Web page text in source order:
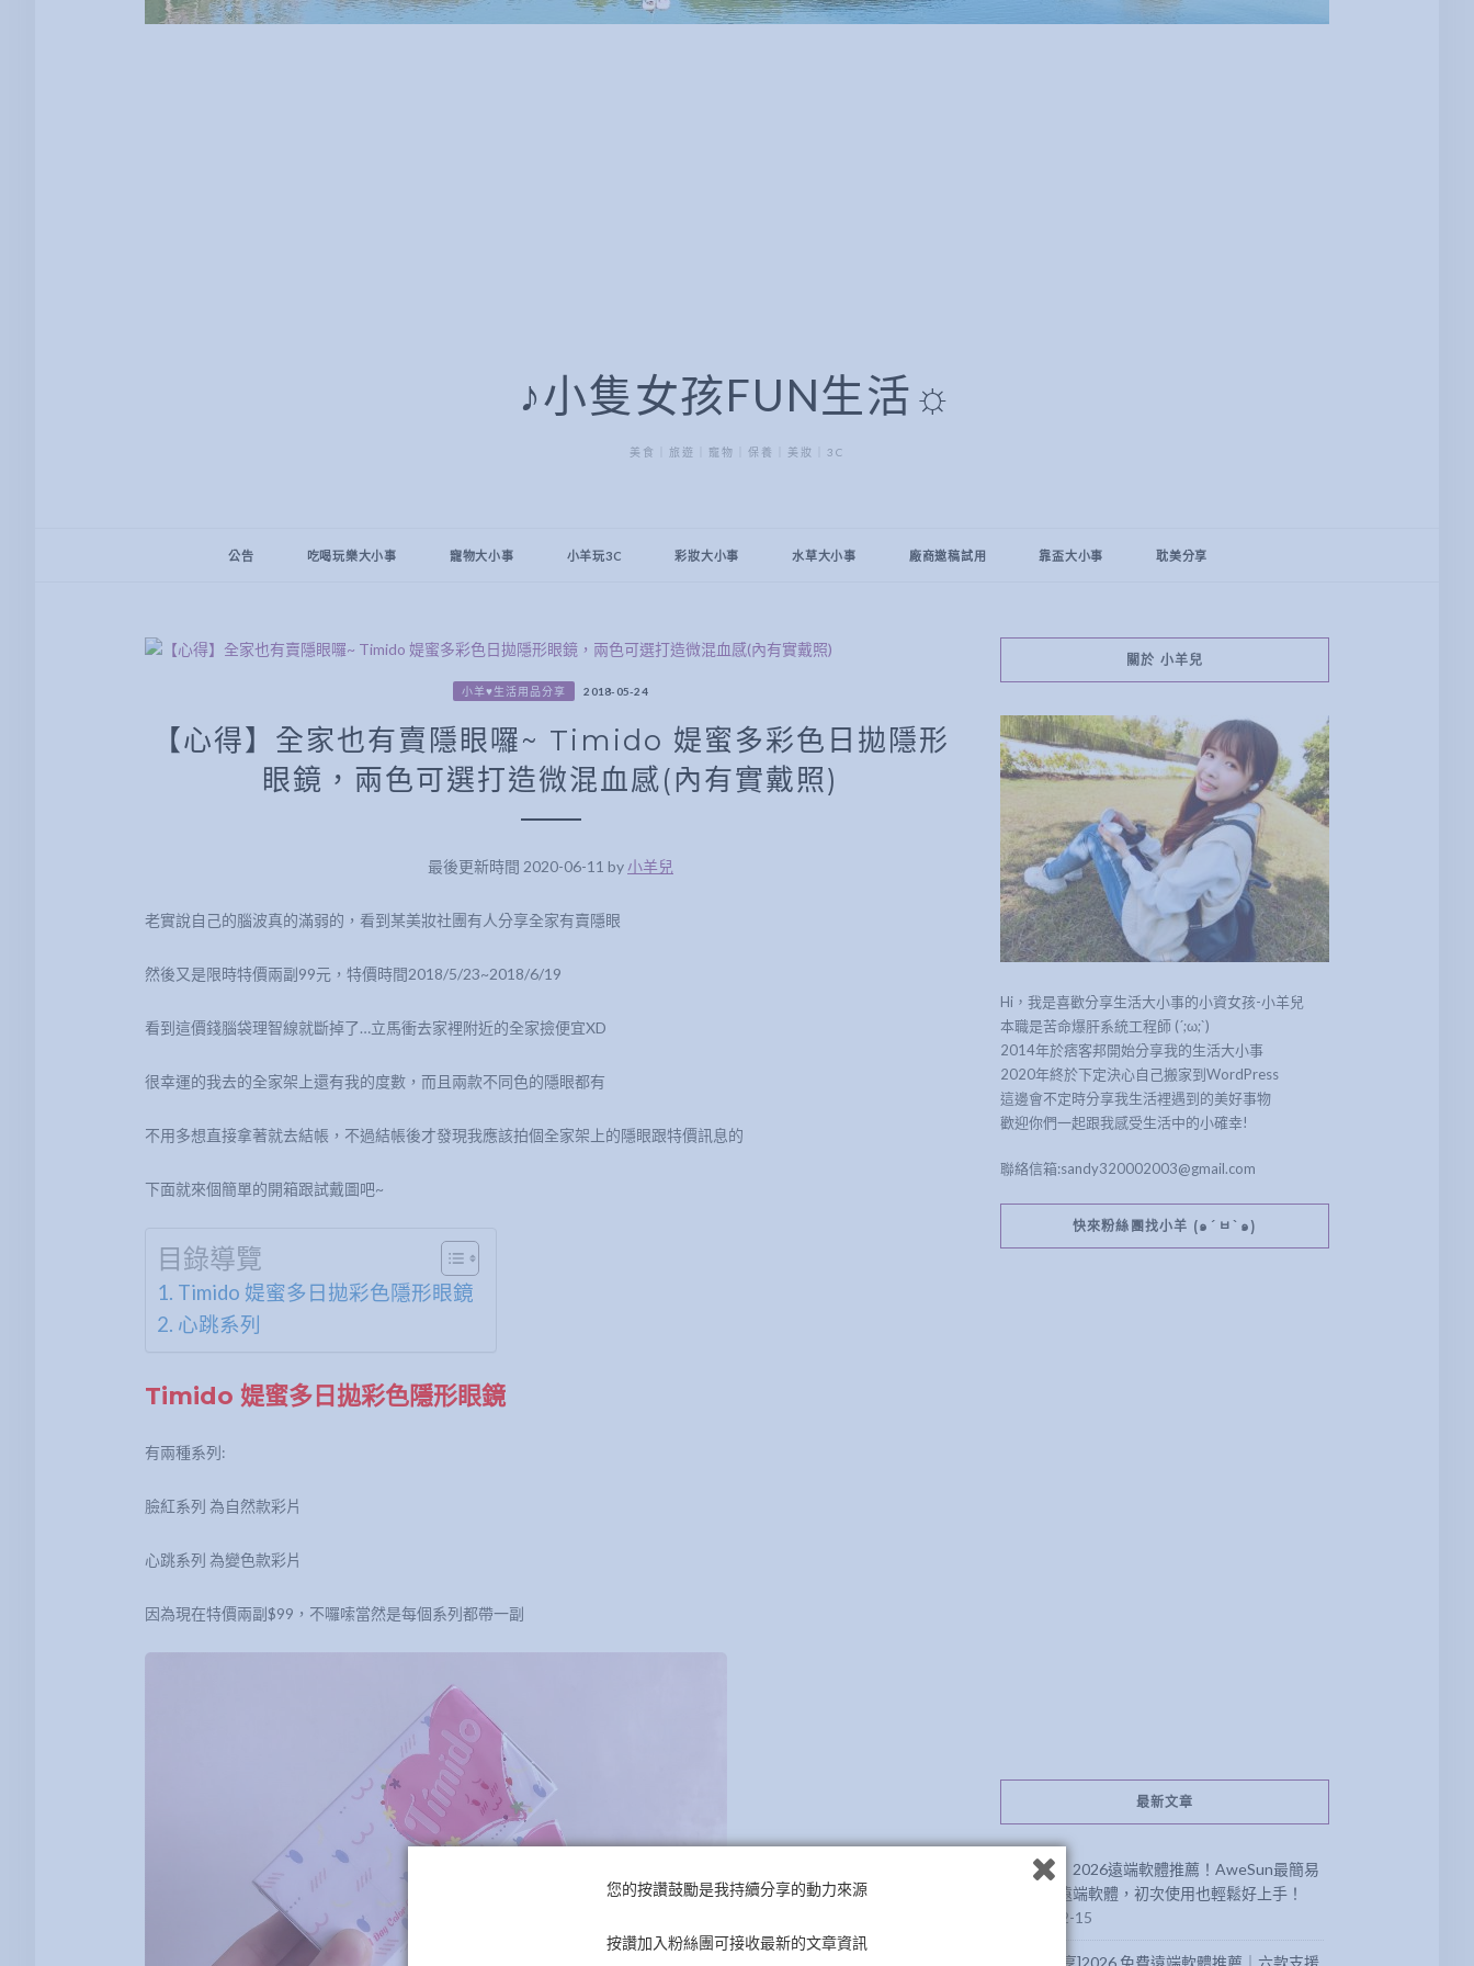
♪小隻女孩FUN生活☼
美食｜旅遊｜寵物｜保養｜美妝｜3C
公告 吃喝玩樂大小事 寵物大小事 小羊玩3C 彩妝大小事 水草大小事 廠商邀稿試用 靠盃大小事 耽美分享
小羊♥生活用品分享 2018-05-24
【心得】全家也有賣隱眼囉~ Timido 媞蜜多彩色日拋隱形
眼鏡，兩色可選打造微混血感(內有實戴照)
最後更新時間 2020-06-11 by 小羊兒
老實說自己的腦波真的滿弱的，看到某美妝社團有人分享全家有賣隱眼
然後又是限時特價兩副99元，特價時間2018/5/23~2018/6/19
看到這價錢腦袋理智線就斷掉了…立馬衝去家裡附近的全家撿便宜XD
很幸運的我去的全家架上還有我的度數，而且兩款不同色的隱眼都有
不用多想直接拿著就去結帳，不過結帳後才發現我應該拍個全家架上的隱眼跟特價訊息的
下面就來個簡單的開箱跟試戴圖吧~
目錄導覽
Timido 媞蜜多日拋彩色隱形眼鏡
心跳系列
Timido 媞蜜多日拋彩色隱形眼鏡
有兩種系列:
臉紅系列 為自然款彩片
心跳系列 為變色款彩片
因為現在特價兩副$99，不囉嗦當然是每個系列都帶一副
關於 小羊兒
Hi，我是喜歡分享生活大小事的小資女孩-小羊兒
本職是苦命爆肝系統工程師 (´;ω;`)
2014年於痞客邦開始分享我的生活大小事
2020年終於下定決心自己搬家到WordPress
這邊會不定時分享我生活裡遇到的美好事物
歡迎你們一起跟我感受生活中的小確幸!
聯絡信箱:sandy320002003@gmail.com
快來粉絲團找小羊 (๑´ㅂ`๑)
最新文章
【分享】2026遠端軟體推薦！AweSun最簡易
方便的遠端軟體，初次使用也輕鬆好上手！
2026-02-15
[軟體分享]2026 免費遠端軟體推薦｜六款支援
您的按讚鼓勵是我持續分享的動力來源
按讚加入粉絲團可接收最新的文章資訊